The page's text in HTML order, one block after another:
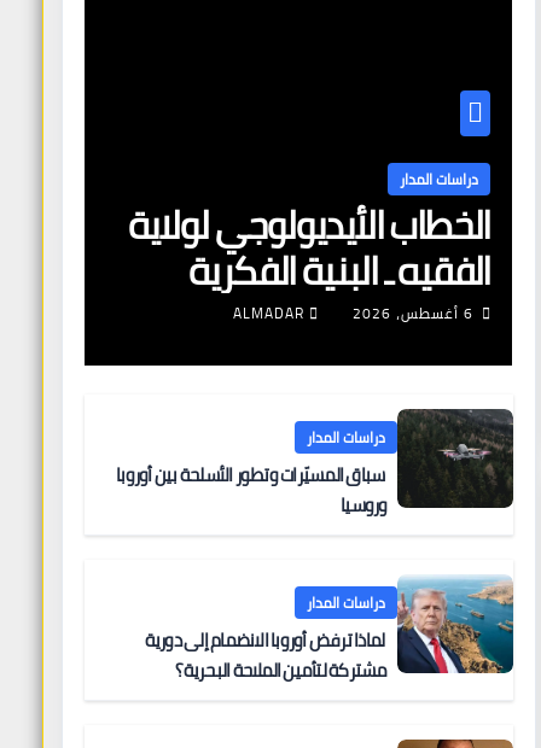
دراسات المدار
الخطاب الأيديولوجي لولاية
الفقيه ـ البنية الفكرية
وآليات التعبئة
6 أغسطس، 2026 ALMADAR
دراسات المدار
سباق المسيّرات وتطور الأسلحة بين أوروبا
وروسيا
دراسات المدار
لماذا ترفض أوروبا الانضمام إلى دورية
مشتركة لتأمين الملاحة البحرية؟